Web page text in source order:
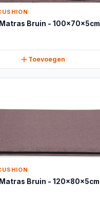
Bruin - 100x70x5cm
Toevoegen
Bruin - 120x80x5cm